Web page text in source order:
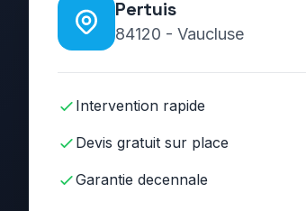
Pertuis
84120 - Vaucluse
Intervention rapide
Devis gratuit sur place
Garantie decennale